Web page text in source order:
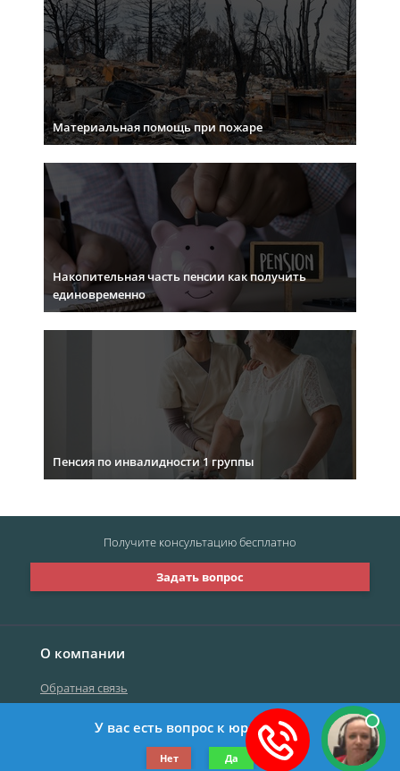
Материальная помощь при пожаре
Накопительная часть пенсии как получить
единовременно
Пенсия по инвалидности 1 группы
О компании
Обратная связь
©2019-2026 Все права защищены.
Задать вопрос
Получите консультациюбесплатно
У вас есть вопрос к юристу?
Нет Да